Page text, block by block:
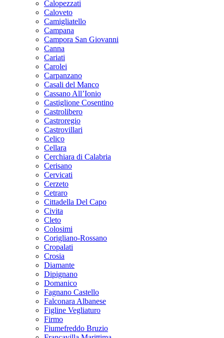
Calopezzati
Caloveto
Camigliatello
Campana
Campora San Giovanni
Canna
Cariati
Carolei
Carpanzano
Casali del Manco
Cassano All’Ionio
Castiglione Cosentino
Castrolibero
Castroregio
Castrovillari
Celico
Cellara
Cerchiara di Calabria
Cerisano
Cervicati
Cerzeto
Cetraro
Cittadella Del Capo
Civita
Cleto
Colosimi
Corigliano-Rossano
Cropalati
Crosia
Diamante
Dipignano
Domanico
Fagnano Castello
Falconara Albanese
Figline Vegliaturo
Firmo
Fiumefreddo Bruzio